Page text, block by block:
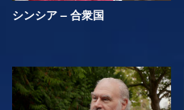
シンシア – 合衆国